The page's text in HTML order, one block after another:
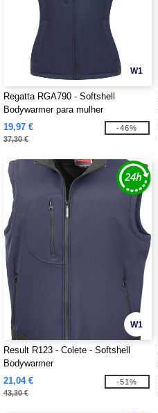
W1
Regatta RGA790 - Softshell
Bodywarmer para mulher
19,97 €
37,30 €
-46%
W1
Result R123 - Colete - Softshell
Bodywarmer
21,04 €
43,30 €
-51%